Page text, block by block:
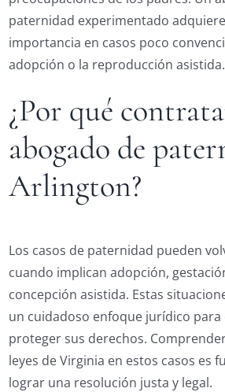
paternidad experimentado
importancia en casos poco
adopción o la reproducción asistida.
¿Por qué
abogado de
Arlington?
Los casos de paternidad pueden
cuando implican adopción,
concepción asistida. Estas
un cuidadoso enfoque jurídico para
proteger sus derechos.
leyes de Virginia en estos casos es
lograr una resolución justa y legal.